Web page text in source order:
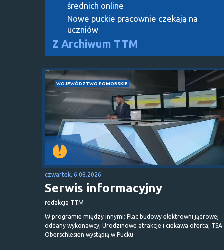
średnich online
Nowe puckie pracownie czekają na
uczniów
Z Archiwum TTM
WOJEWÓDZTWO POMORSKIE
czwartek, 6.08.2026
Serwis informacyjny
redakcja TTM
W programie między innymi: Plac budowy elektrowni jądrowej
oddany wykonawcy; Urodzinowe atrakcje i ciekawa oferta; TSA
Oberschlesien wystąpią w Pucku